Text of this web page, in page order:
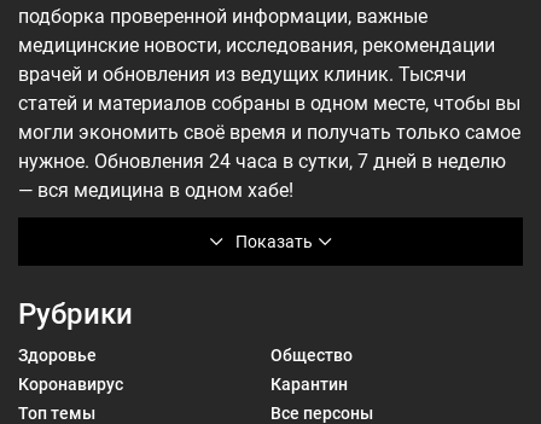
Показать
подборка проверенной информации, важные
медицинские новости, исследования, рекомендации
врачей и обновления из ведущих клиник. Тысячи
статей и материалов собраны в одном месте, чтобы вы
могли экономить своё время и получать только самое
нужное. Обновления 24 часа в сутки, 7 дней в неделю
— вся медицина в одном хабе!
Рубрики
Здоровье
Общество
Коронавирус
Карантин
Топ темы
Все персоны